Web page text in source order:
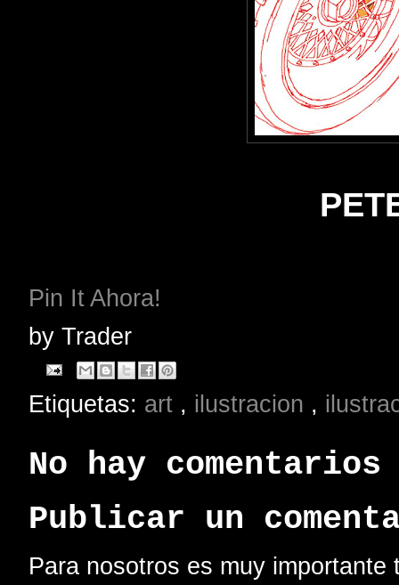
Pin It Ahora!
by Trader
Etiquetas: art , ilustracion ,
No hay
Publicar un
Para nosotros es muy